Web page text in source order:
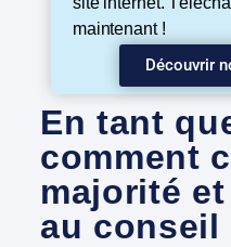
maintenant !
Découvrir
En tant
comment
majorité
au